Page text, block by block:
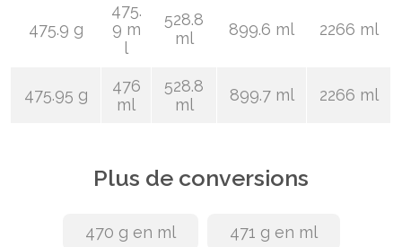
475.9 g
475.
9 m
l
528.8
ml
899.6 ml 2266 ml
475.95 g
476
ml
528.8
ml
899.7 ml 2266 ml
Plus de conversions
470 g en ml 471 g en ml